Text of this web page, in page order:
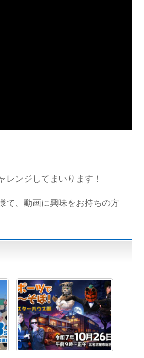
ンジしてまいります！
で、動画に興味をお持ちの方